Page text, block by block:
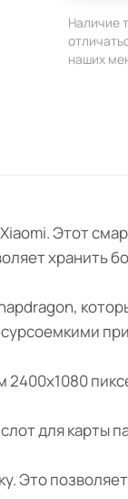
Наличие
наших
Этот
хранить
для карты
Это